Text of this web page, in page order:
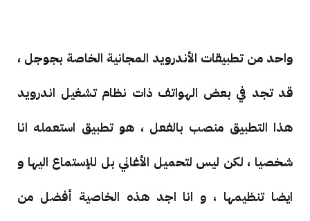
واحد من تطبيقات الأندرويد المجانية الخاصة بجوجل ،
قد تجد في بعض الهواتف ذات نظام تشغيل اندرويد
هذا التطبيق منصب بالفعل ، هو تطبيق استعمله انا
شخصيا ، لكن ليس لتحميل الأغاني بل للإستماع اليها و
ايضا تنظيمها ، و انا اجد هذه الخاصية أفضل من